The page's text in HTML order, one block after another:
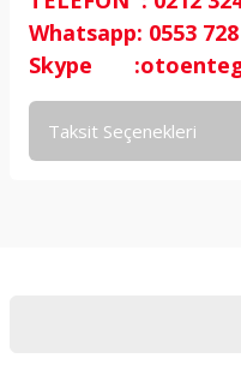
Whatsapp: 0553
Skype
Taksit Seçenekleri